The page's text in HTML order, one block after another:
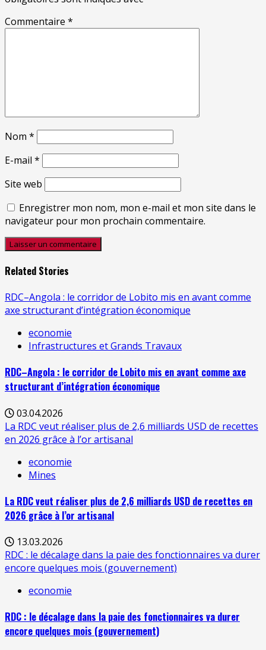
Commentaire *
Nom *
E-mail *
Site web
Enregistrer mon nom, mon e-mail et mon site dans le
navigateur pour mon prochain commentaire.
Related Stories
RDC–Angola : le corridor de Lobito mis en avant comme
axe structurant d’intégration économique
economie
Infrastructures et Grands Travaux
RDC–Angola : le corridor de Lobito mis en avant comme axe
structurant d’intégration économique
03.04.2026
La RDC veut réaliser plus de 2,6 milliards USD de recettes
en 2026 grâce à l’or artisanal
economie
Mines
La RDC veut réaliser plus de 2,6 milliards USD de recettes en
2026 grâce à l’or artisanal
13.03.2026
RDC : le décalage dans la paie des fonctionnaires va durer
encore quelques mois (gouvernement)
economie
RDC : le décalage dans la paie des fonctionnaires va durer
encore quelques mois (gouvernement)